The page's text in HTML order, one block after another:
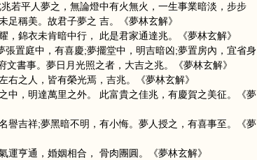
若平人夢之，無論燈中有火無火，一生事業暗淡，步步
稱美。故君子夢之 吉。《夢林玄解》
錦衣未肯暗中行， 此是君家通達兆。《夢林玄解》
置庭中，有喜慶;夢擺堂中，明吉暗凶;夢置房內，宜省身
書事。夢日月光照之者，大吉之兆。《夢林玄解》
之人，皆有榮光焉，吉兆。《夢林玄解》
中，明達萬里之外。 此富貴之佳兆，有慶賀之美征。《夢
譽吉祥;夢黑暗不明，有小悔。夢人授之，有喜事至。《夢
亨通，婚姻相合， 骨肉團圓。《夢林玄解》
蛇 馬
猴 雞 狗